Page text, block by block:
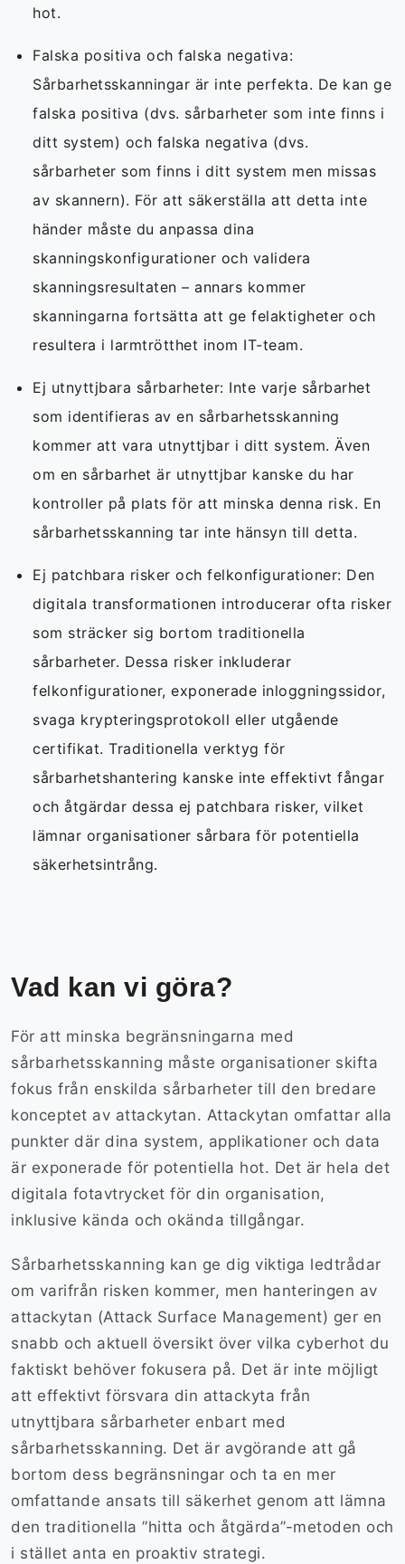
hot.
Falska positiva och falska negativa:
Sårbarhetsskanningar är inte perfekta. De kan ge
falska positiva (dvs. sårbarheter som inte finns i
ditt system) och falska negativa (dvs.
sårbarheter som finns i ditt system men missas
av skannern). För att säkerställa att detta inte
händer måste du anpassa dina
skanningskonfigurationer och validera
skanningsresultaten – annars kommer
skanningarna fortsätta att ge felaktigheter och
resultera i larmtrötthet inom IT-team.
Ej utnyttjbara sårbarheter: Inte varje sårbarhet
som identifieras av en sårbarhetsskanning
kommer att vara utnyttjbar i ditt system. Även
om en sårbarhet är utnyttjbar kanske du har
kontroller på plats för att minska denna risk. En
sårbarhetsskanning tar inte hänsyn till detta.
Ej patchbara risker och felkonfigurationer: Den
digitala transformationen introducerar ofta risker
som sträcker sig bortom traditionella
sårbarheter. Dessa risker inkluderar
felkonfigurationer, exponerade inloggningssidor,
svaga krypteringsprotokoll eller utgående
certifikat. Traditionella verktyg för
sårbarhetshantering kanske inte effektivt fångar
och åtgärdar dessa ej patchbara risker, vilket
lämnar organisationer sårbara för potentiella
säkerhetsintrång.
Vad kan vi göra?
För att minska begränsningarna med
sårbarhetsskanning måste organisationer skifta
fokus från enskilda sårbarheter till den bredare
konceptet av attackytan. Attackytan omfattar alla
punkter där dina system, applikationer och data
är exponerade för potentiella hot. Det är hela det
digitala fotavtrycket för din organisation,
inklusive kända och okända tillgångar.
Sårbarhetsskanning kan ge dig viktiga ledtrådar
om varifrån risken kommer, men hanteringen av
attackytan (Attack Surface Management) ger en
snabb och aktuell översikt över vilka cyberhot du
faktiskt behöver fokusera på. Det är inte möjligt
att effektivt försvara din attackyta från
utnyttjbara sårbarheter enbart med
sårbarhetsskanning. Det är avgörande att gå
bortom dess begränsningar och ta en mer
omfattande ansats till säkerhet genom att lämna
den traditionella ”hitta och åtgärda”-metoden och
i stället anta en proaktiv strategi.